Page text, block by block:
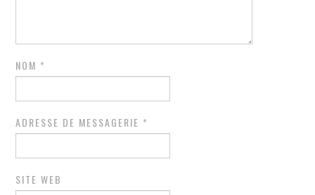
NOM *
ADRESSE DE MESSAGERIE *
SITE WEB